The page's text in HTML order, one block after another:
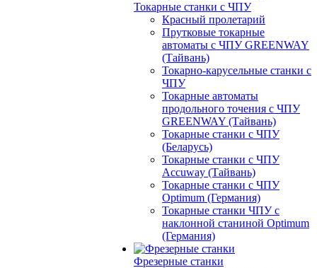
Токарные станки с ЧПУ
Красный пролетарий
Прутковые токарные
автоматы с ЧПУ GREENWAY
(Тайвань)
Токарно-карусельные станки с
ЧПУ
Токарные автоматы
продольного точения с ЧПУ
GREENWAY (Тайвань)
Токарные станки с ЧПУ
(Беларусь)
Токарные станки с ЧПУ
Accuway (Тайвань)
Токарные станки с ЧПУ
Optimum (Германия)
Токарные станки ЧПУ с
наклонной станиной Optimum
(Германия)
Фрезерные станки